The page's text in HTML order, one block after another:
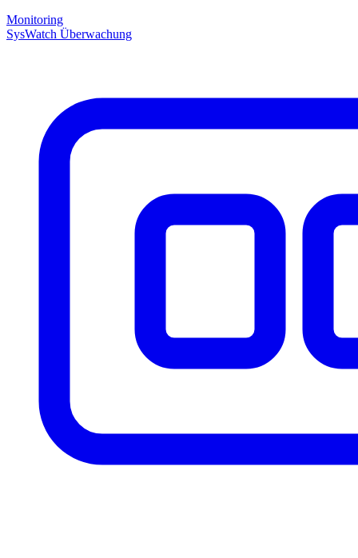
Monitoring
SysWatch Überwachung